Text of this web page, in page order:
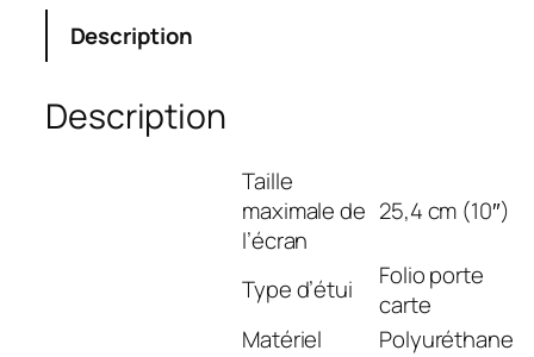
Description
Description
Taille
maximale de
l’écran
25,4 cm (10″)
Type d’étui
Folio porte
carte
Matériel
Polyuréthane